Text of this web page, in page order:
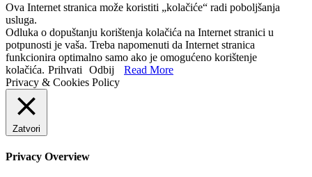
Ova Internet stranica može koristiti „kolačiće“ radi poboljšanja
usluga.
Odluka o dopuštanju korištenja kolačića na Internet stranici u
potpunosti je vaša. Treba napomenuti da Internet stranica
funkcionira optimalno samo ako je omogućeno korištenje
kolačića. Prihvati Odbij
Read More
Privacy & Cookies Policy
Zatvori
Privacy Overview